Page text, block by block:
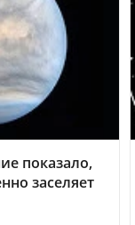
показало,
заселяет